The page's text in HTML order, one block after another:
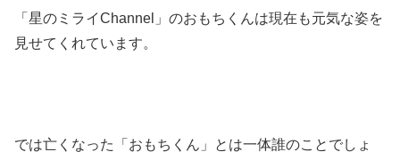
「星のミライChannel」のおもちくんは現在も元気な姿を
見せてくれています。
では亡くなった「おもちくん」とは一体誰のことでしょ